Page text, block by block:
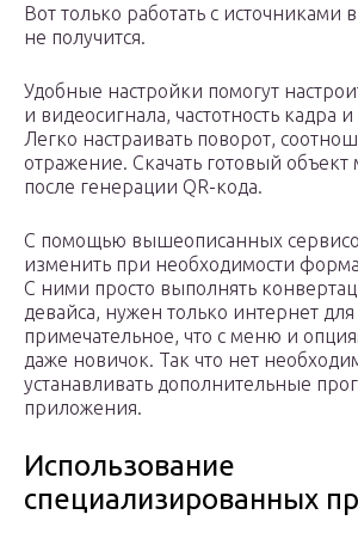
Вот только работать с источниками
не получится.
Удобные настройки помогут
и видеосигнала, частотность кадра
Легко настраивать поворот,
отражение. Скачать готовый объект
после генерации QR-кода.
С помощью вышеописанных
изменить при необходимости
С ними просто выполнять
девайса, нужен только интернет
примечательное, что с меню и
даже новичок. Так что нет
устанавливать дополнительные
приложения.
Использование
специализированных